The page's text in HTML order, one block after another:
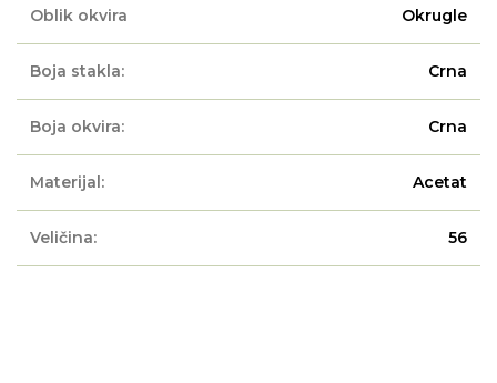
Oblik okvira Okrugle
Boja stakla: Crna
Boja okvira: Crna
Materijal: Acetat
Veličina: 56